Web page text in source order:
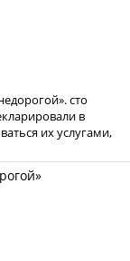
сто
в
их услугами,